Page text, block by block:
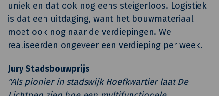
uniek en dat ook nog eens steigerloos. Logistiek
is dat een uitdaging, want het bouwmateriaal
moet ook nog naar de verdiepingen. We
realiseerden ongeveer een verdieping per week.
Jury Stadsbouwprijs
"Als pionier in stadswijk Hoefkwartier laat De